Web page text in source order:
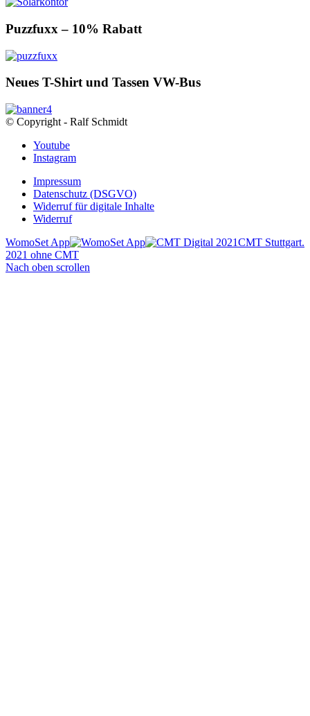
Puzzfuxx – 10% Rabatt
Neues T-Shirt und Tassen VW-Bus
© Copyright - Ralf Schmidt
Youtube
Instagram
Impressum
Datenschutz (DSGVO)
Widerruf für digitale Inhalte
Widerruf
WomoSet App
CMT Stuttgart.
2021 ohne CMT
Nach oben scrollen